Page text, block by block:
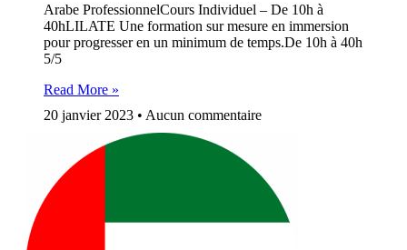
Arabe ProfessionnelCours Individuel – De 10h à
40hLILATE Une formation sur mesure en immersion
pour progresser en un minimum de temps.De 10h à 40h
5/5
Read More »
20 janvier 2023
Aucun commentaire